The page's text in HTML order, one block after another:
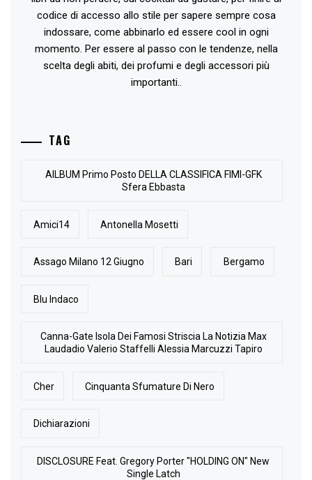
codice di accesso allo stile per sapere sempre cosa
indossare, come abbinarlo ed essere cool in ogni
momento. Per essere al passo con le tendenze, nella
scelta degli abiti, dei profumi e degli accessori più
importanti..
TAG
AlLBUM Primo Posto DELLA CLASSIFICA FIMI-GFK
Sfera Ebbasta
Amici14 Antonella Mosetti
Assago Milano 12 Giugno Bari Bergamo
Blu Indaco
Canna-Gate Isola Dei Famosi Striscia La Notizia Max
Laudadio Valerio Staffelli Alessia Marcuzzi Tapiro
Cher Cinquanta Sfumature Di Nero
Dichiarazioni
DISCLOSURE Feat. Gregory Porter "HOLDING ON" New
Single Latch